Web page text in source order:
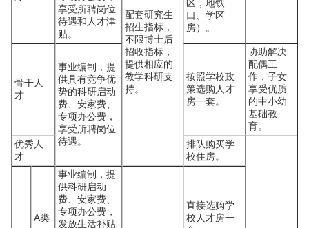
享受所聘岗位
待遇和人才津
贴。
配套研究生
招生指标，
不限博士后
招收指标，
提供相应的
教学科研支
持。
区，地铁
口、学区
房）。
骨干人
才
事业编制，提
供具有竞争优
势的科研启动
费、安家费、
专项办公费，
享受所聘岗位
待遇。
按照学校政
策选购人才
房一套。
协助解决
配偶工
作，子女
享受优质
的中小幼
基础教
育。
优秀人
才
排队购买学
校住房。
A类
事业编制，提
供科研启动
费、安家费、
专项办公费，
发放生活补贴
直接选购学
校人才房一